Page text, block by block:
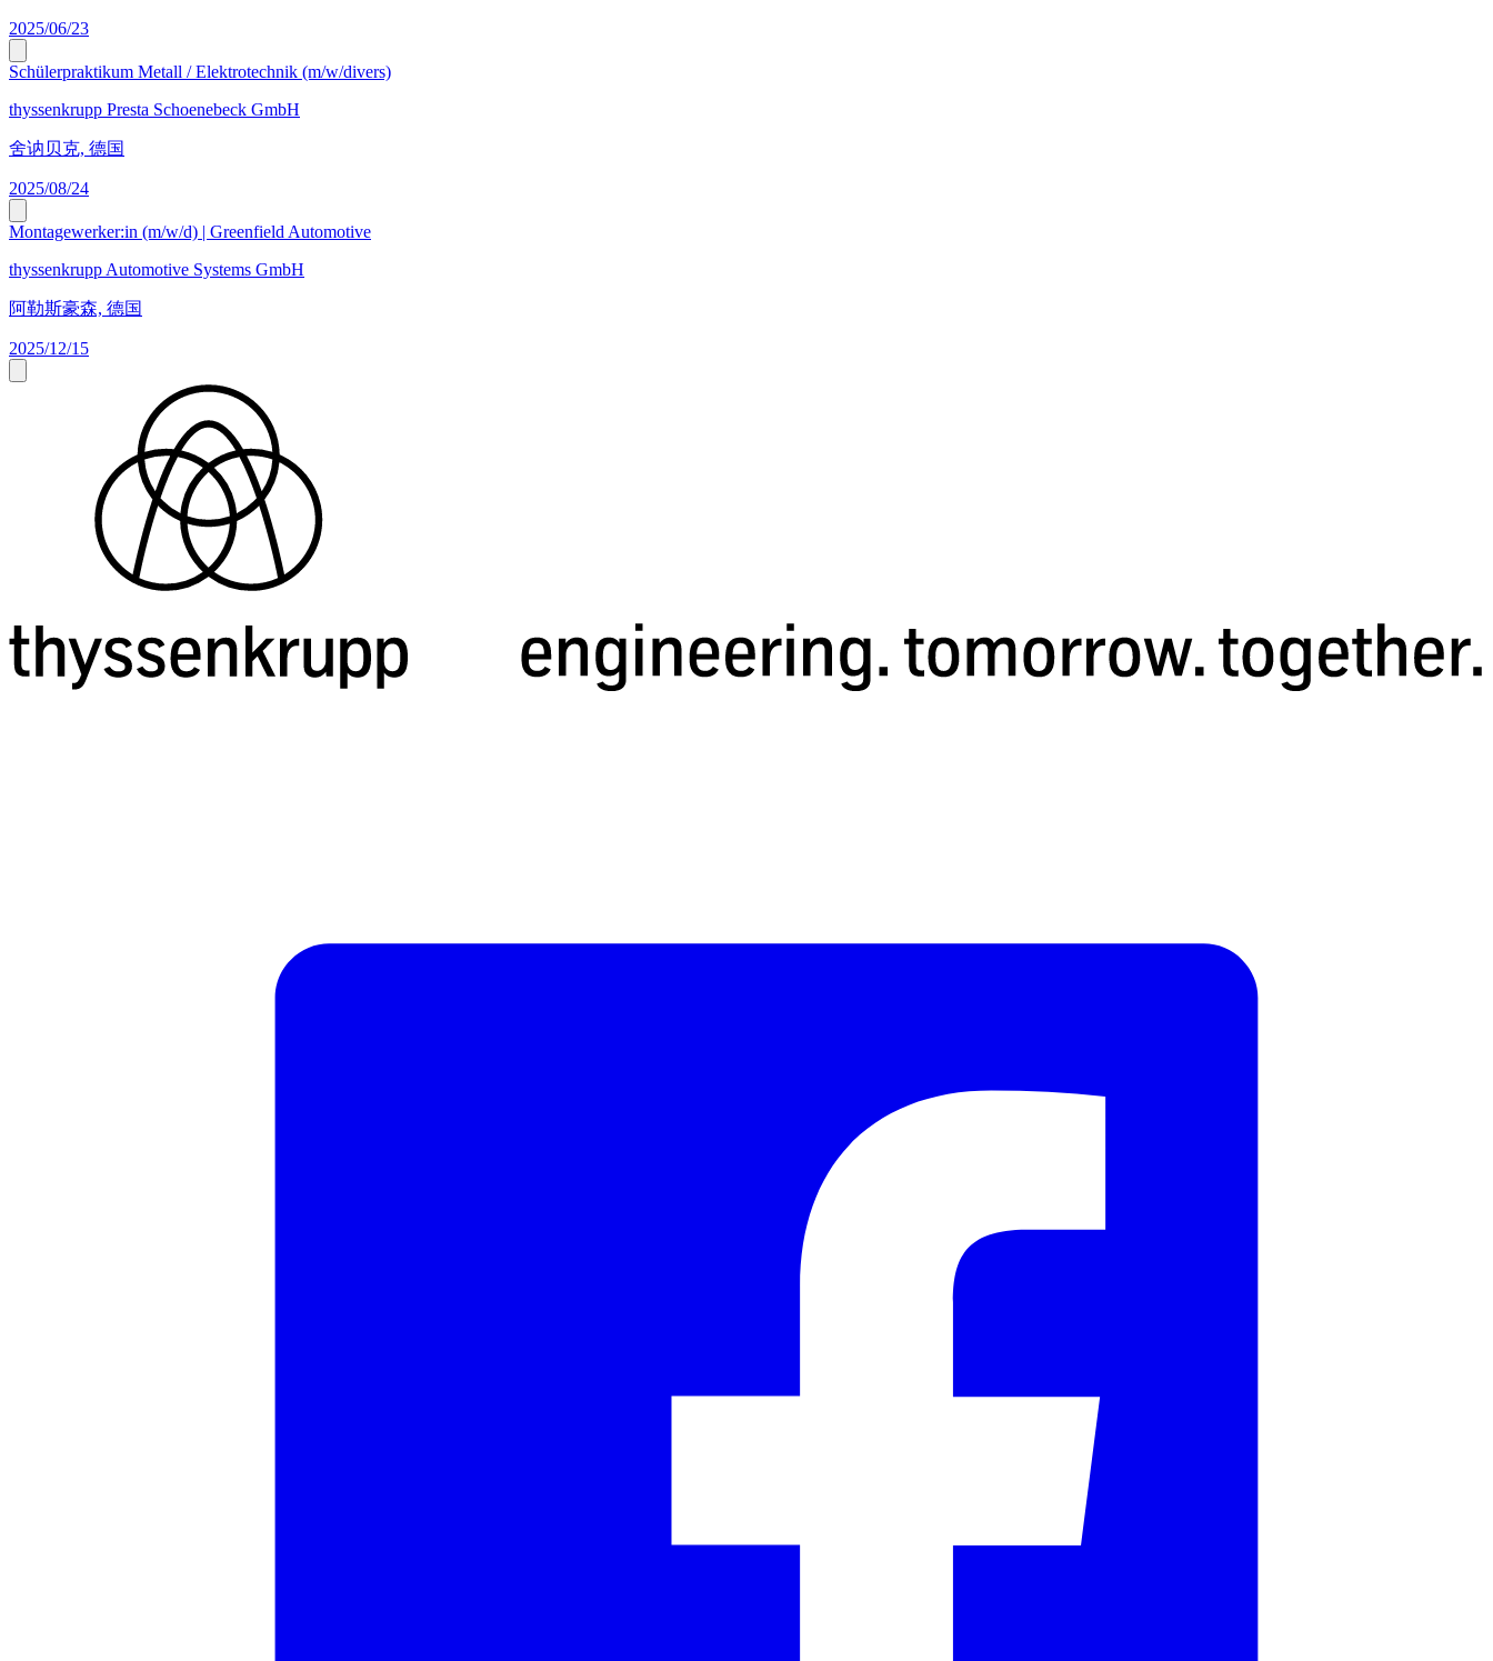
2025/06/23
Schülerpraktikum Metall / Elektrotechnik (m/w/divers)
thyssenkrupp Presta Schoenebeck GmbH
舍讷贝克, 德国
2025/08/24
Montagewerker:in (m/w/d) | Greenfield Automotive
thyssenkrupp Automotive Systems GmbH
阿勒斯豪森, 德国
2025/12/15